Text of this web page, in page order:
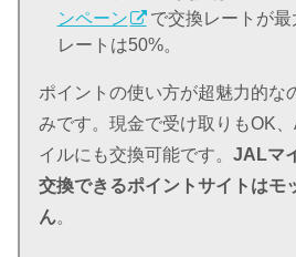
ンペーン
で交換レートが
レートは50%。
ポイントの使い方が超魅力的な
みです。現金で受け取りもOK
イルにも交換可能です。JALマ
交換できるポイントサイトはモ
ん。